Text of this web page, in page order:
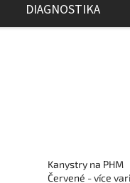
DIAGNOSTIKA
Kanystry na PHM
Červené - více